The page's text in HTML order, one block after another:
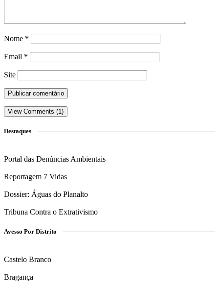
Nome *
Email *
Site
View Comments (1)
Destaques
Portal das Denúncias Ambientais
Reportagem 7 Vidas
Dossier: Águas do Planalto
Tribuna Contra o Extrativismo
Avesso Por Distrito
Castelo Branco
Bragança